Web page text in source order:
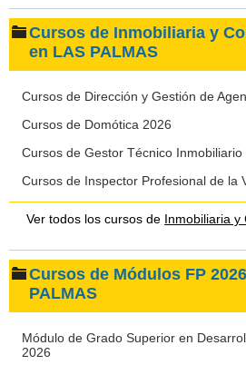
Cursos de Inmobiliaria y
en LAS PALMAS
Cursos de Dirección y Gestión de
Cursos de Domótica 2026
Cursos de Gestor Técnico Inmobiliario
Cursos de Inspector Profesional de la
Ver todos los cursos de Inmobiliaria y
Cursos de Módulos FP
PALMAS
Módulo de Grado Superior en
2026